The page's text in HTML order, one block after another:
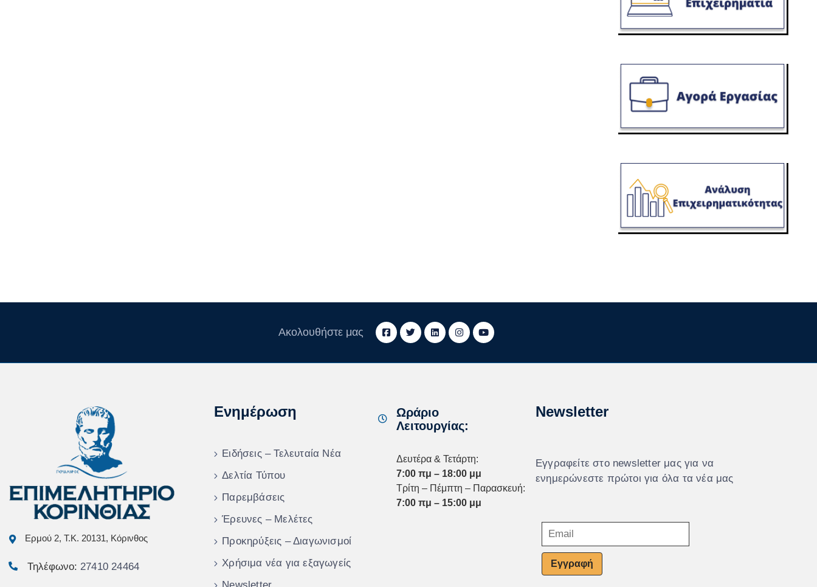
Ακολουθήστε μας
Ερμού 2, Τ.Κ. 20131, Κόρινθος
Τηλέφωνο: 27410 24464
Ενημέρωση
Ειδήσεις – Τελευταία Νέα
Δελτία Τύπου
Παρεμβάσεις
Έρευνες – Μελέτες
Προκηρύξεις – Διαγωνισμοί
Χρήσιμα νέα για εξαγωγείς
Ωράριο
Λειτουργίας:
Δευτέρα & Τετάρτη:
7:00 πμ – 18:00 μμ
Τρίτη – Πέμπτη – Παρασκευή:
7:00 πμ – 15:00 μμ
Newsletter
Εγγραφείτε στο newsletter μας για να
ενημερώνεστε πρώτοι για όλα τα νέα μας
Εγγραφή